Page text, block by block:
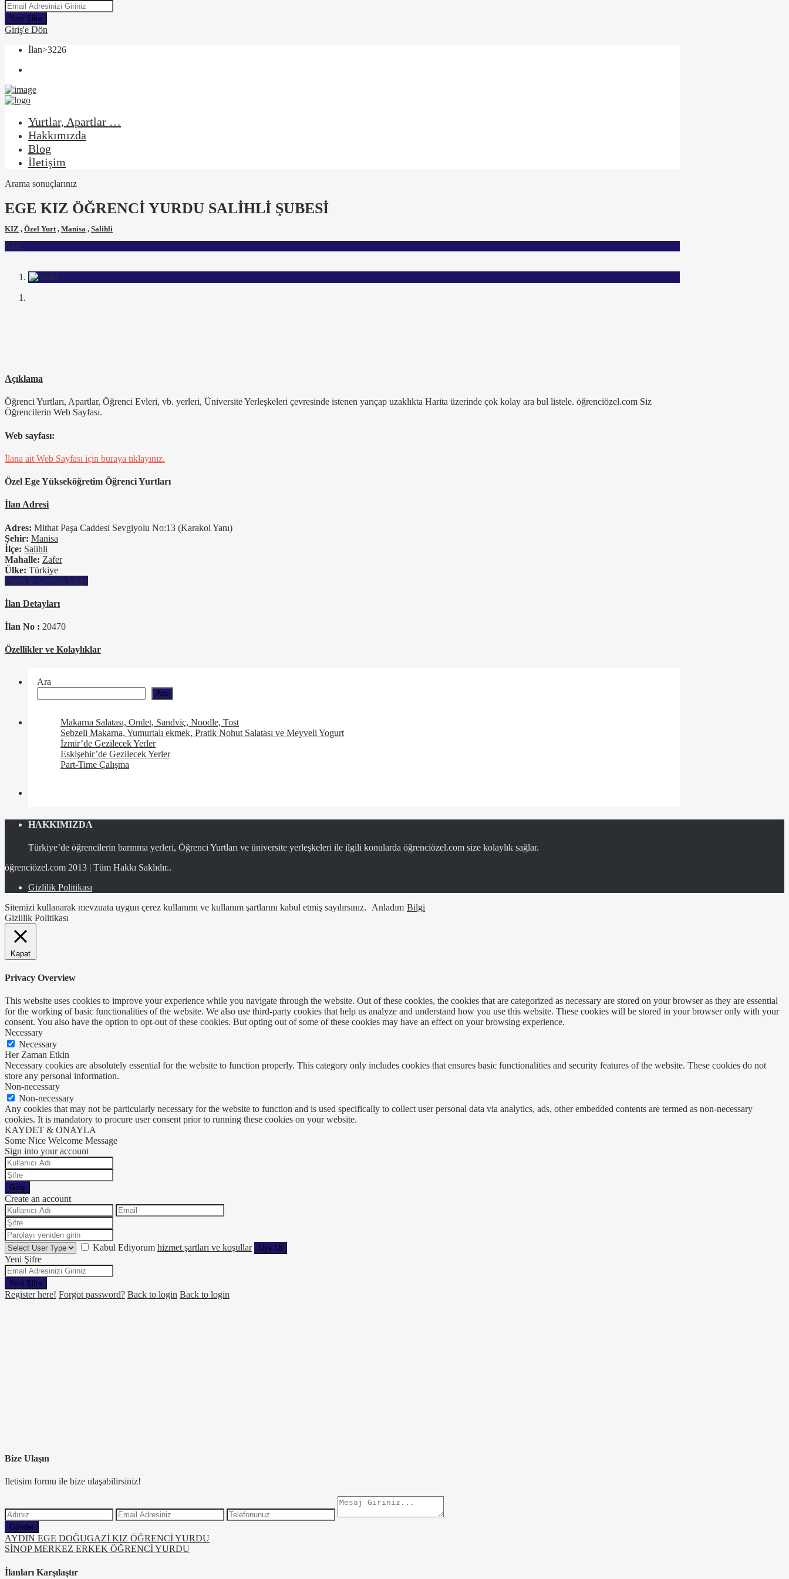
Yeni Şifre
Giriş'e Dön
İlan>3226
Yurtlar, Apartlar …
Hakkımızda
Blog
İletişim
Arama sonuçlarınız
EGE KIZ ÖĞRENCİ YURDU SALİHLİ ŞUBESİ
KIZ , Özel Yurt , Manisa , Salihli
KIZ
Açıklama
Öğrenci Yurtları, Apartlar, Öğrenci Evleri, vb. yerleri, Üniversite Yerleşkeleri çevresinde istenen yarıçap uzaklıkta Harita üzerinde çok kolay ara bul listele. öğrenciözel.com Siz
Öğrencilerin Web Sayfası.
Web sayfası:
İlana ait Web Sayfası için buraya tıklayınız.
Özel Ege Yükseköğretim Öğrenci Yurtları
İlan Adresi
Adres: Mithat Paşa Caddesi Sevgiyolu No:13 (Karakol Yanı)
Şehir: Manisa
İlçe: Salihli
Mahalle: Zafer
Ülke: Türkiye
Open In Google Maps
İlan Detayları
İlan No : 20470
Özellikler ve Kolaylıklar
Ara
Ara
Makarna Salatası, Omlet, Sandviç, Noodle, Tost
Sebzeli Makarna, Yumurtalı ekmek, Pratik Nohut Salatası ve Meyveli Yogurt
İzmir’de Gezilecek Yerler
Eskişehir’de Gezilecek Yerler
Part-Time Çalışma
HAKKIMIZDA
Türkiye’de öğrencilerin barınma yerleri, Öğrenci Yurtları ve üniversite yerleşkeleri ile ilgili konularda öğrenciözel.com size kolaylık sağlar.
öğrenciözel.com 2013 | Tüm Hakkı Saklıdır..
Gizlilik Politikası
Sitemizi kullanarak mevzuata uygun çerez kullanımı ve kullanım şartlarını kabul etmiş sayılırsınız.
Anladım Bilgi
Gizlilik Politikası
Kapat
Privacy Overview
This website uses cookies to improve your experience while you navigate through the website. Out of these cookies, the cookies that are categorized as necessary are stored on your browser as they are essential
for the working of basic functionalities of the website. We also use third-party cookies that help us analyze and understand how you use this website. These cookies will be stored in your browser only with your
consent. You also have the option to opt-out of these cookies. But opting out of some of these cookies may have an effect on your browsing experience.
Necessary
Necessary
Her Zaman Etkin
Necessary cookies are absolutely essential for the website to function properly. This category only includes cookies that ensures basic functionalities and security features of the website. These cookies do not
store any personal information.
Non-necessary
Non-necessary
Any cookies that may not be particularly necessary for the website to function and is used specifically to collect user personal data via analytics, ads, other embedded contents are termed as non-necessary
cookies. It is mandatory to procure user consent prior to running these cookies on your website.
KAYDET & ONAYLA
Some Nice Welcome Message
Sign into your account
Giriş
Create an account
Kabul Ediyorum hizmet şartları ve koşullar Üye Ol
Yeni Şifre
Yeni Şifre
Register here! Forgot password? Back to login Back to login
Bize Ulaşın
Iletisim formu ile bize ulaşabilirsiniz!
Gönder
AYDIN EGE DOĞUGAZİ KIZ ÖĞRENCİ YURDU
SİNOP MERKEZ ERKEK ÖĞRENCİ YURDU
İlanları Karşılaştır